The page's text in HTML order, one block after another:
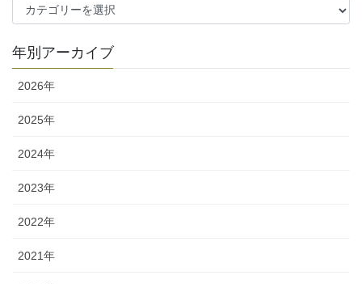
テ
リ
ー
年別アーカイブ
2026年
2025年
2024年
2023年
2022年
2021年